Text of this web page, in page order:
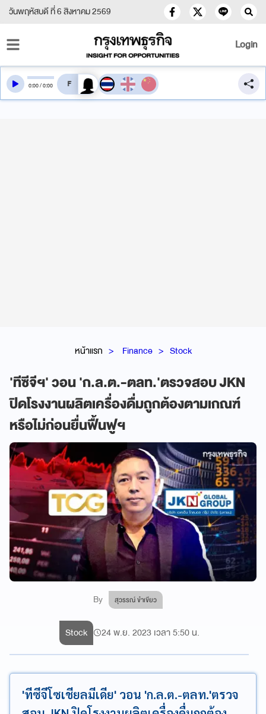
วันพฤหัสบดี ที่ 6 สิงหาคม 2569
Login
หน้าแรก Finance Stock
'ทีซีจีฯ' วอน 'ก.ล.ต.-ตลท.'ตรวจสอบ JKN
ปิดโรงงานผลิตเครื่องดื่มถูกต้องตามเกณฑ์
หรือไม่ก่อนยื่นฟื้นฟูฯ
By สุวรรณ์ ขำเขียว
0:00/0:00 สลับเสียงอ่าน
Stock 24 พ.ย. 2023 เวลา 5:50 น.
'ทีซีจีโซเชียลมีเดีย' วอน 'ก.ล.ต.-ตลท.'ตรวจ